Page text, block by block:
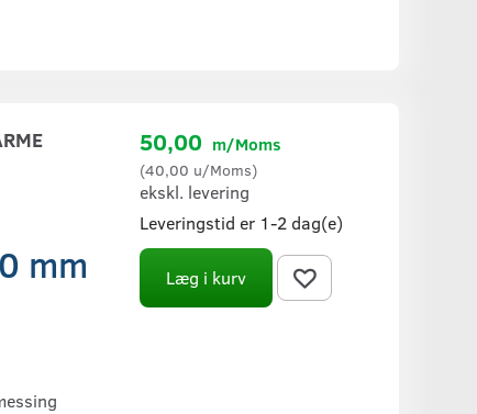
mm
50,00 m/Moms
(40,00 u/Moms)
ekskl. levering
Leveringstid er 1-2 dag(e)
Læg i kurv